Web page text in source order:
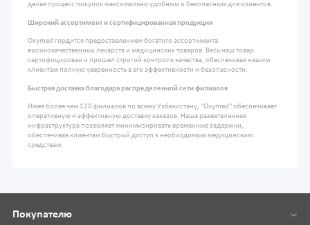
делая процесс покупок максимально удобным и безопасным для клиентов.
Широкий ассортимент и сертифицированная продукция
Oxymed гордится предоставлением богатого ассортимента
высококачественных лекарств и медицинских товаров. Весь наш товар
сертифицирован и прошел строгий контроль качества, обеспечивая нашим
клиентам полную уверенность в его эффективности и безопасности.
Быстрая доставка благодаря распределенной сети филиалов
Имея более чем 120 филиалов по всему Узбекистану, "Oxymed" обеспечивает
оперативную и эффективную доставку заказов. Наша разветвленная
инфраструктура позволяет минимизировать временные задержки,
обеспечивая клиентам быстрый доступ к необходимым медицинским
средствам
Покупателю